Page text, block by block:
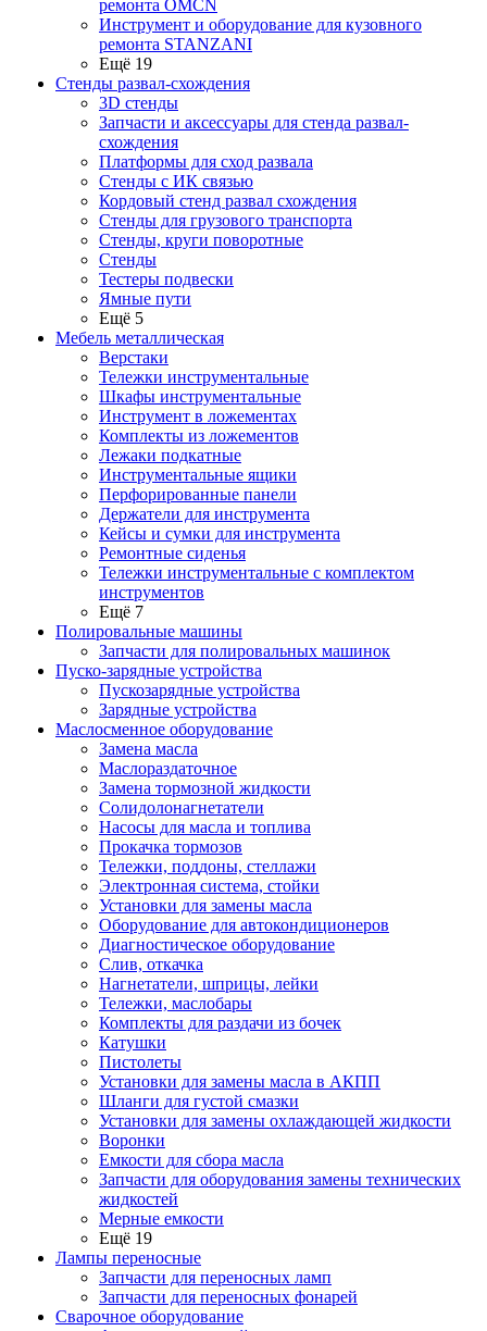
ремонта OMCN
Инструмент и оборудование для кузовного
ремонта STANZANI
Ещё 19
Стенды развал-схождения
3D стенды
Запчасти и аксессуары для стенда развал-
схождения
Платформы для сход развала
Стенды с ИК связью
Кордовый стенд развал схождения
Стенды для грузового транспорта
Стенды, круги поворотные
Стенды
Тестеры подвески
Ямные пути
Ещё 5
Мебель металлическая
Верстаки
Тележки инструментальные
Шкафы инструментальные
Инструмент в ложементах
Комплекты из ложементов
Лежаки подкатные
Инструментальные ящики
Перфорированные панели
Держатели для инструмента
Кейсы и сумки для инструмента
Ремонтные сиденья
Тележки инструментальные с комплектом
инструментов
Ещё 7
Полировальные машины
Запчасти для полировальных машинок
Пуско-зарядные устройства
Пускозарядные устройства
Зарядные устройства
Маслосменное оборудование
Замена масла
Маслораздаточное
Замена тормозной жидкости
Солидолонагнетатели
Насосы для масла и топлива
Прокачка тормозов
Тележки, поддоны, стеллажи
Электронная система, стойки
Установки для замены масла
Оборудование для автокондиционеров
Диагностическое оборудование
Слив, откачка
Нагнетатели, шприцы, лейки
Тележки, маслобары
Комплекты для раздачи из бочек
Катушки
Пистолеты
Установки для замены масла в АКПП
Шланги для густой смазки
Установки для замены охлаждающей жидкости
Воронки
Емкости для сбора масла
Запчасти для оборудования замены технических
жидкостей
Мерные емкости
Ещё 19
Лампы переносные
Запчасти для переносных ламп
Запчасти для переносных фонарей
Сварочное оборудование